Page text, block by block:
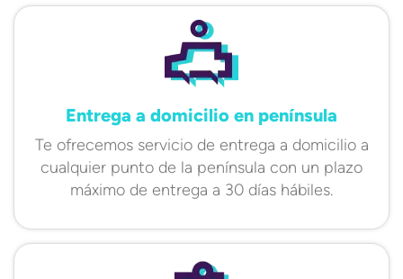
Entrega a domicilio en península
Te ofrecemos servicio de entrega a domicilio a
cualquier punto de la península con un plazo
máximo de entrega a 30 días hábiles.